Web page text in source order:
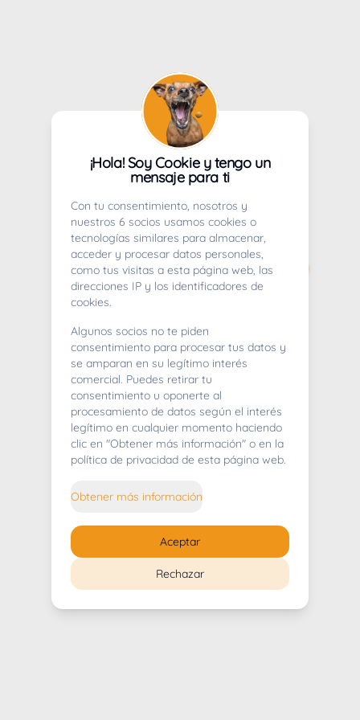
404
Whoops! Lo sentimos mucho.
¡Hola! Soy Cookie y tengo un
mensaje para ti
Con tu consentimiento, nosotros y
nuestros 6 socios usamos cookies o
tecnologías similares para almacenar,
acceder y procesar datos personales,
como tus visitas a esta página web, las
direcciones IP y los identificadores de
cookies.
Algunos socios no te piden
consentimiento para procesar tus datos y
se amparan en su legítimo interés
comercial. Puedes retirar tu
consentimiento u oponerte al
procesamiento de datos según el interés
legítimo en cualquier momento haciendo
clic en "Obtener más información" o en la
política de privacidad de esta página web.
Obtener más información
Rechazar
Aceptar